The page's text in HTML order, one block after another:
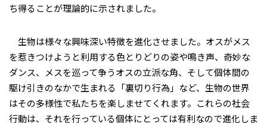
ち得ることが理論的に示されました。
生物は様々な興味深い特徴を進化させました。オスがメス
を惹きつけようと利用する色とりどりの姿や鳴き声、奇妙な
ダンス、メスを巡って争うオスの立派な角、そして個体間の
駆け引きのなかで生まれる「裏切り行為」など、生物の世界
はその多様性で私たちを楽しませてくれます。これらの社会
行動は、それを行っている個体にとっては有利なので進化しま